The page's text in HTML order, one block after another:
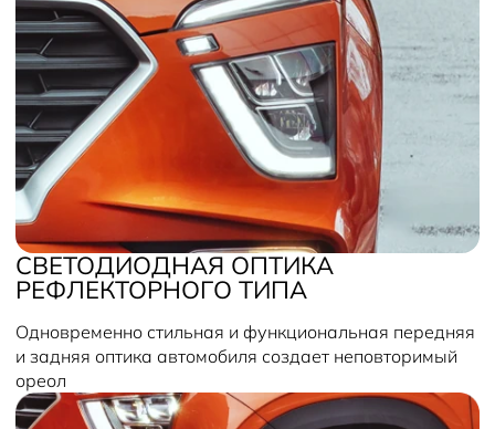
СВЕТОДИОДНАЯ ОПТИКА
РЕФЛЕКТОРНОГО ТИПА
Одновременно стильная и функциональная передняя
и задняя оптика автомобиля создает неповторимый
ореол